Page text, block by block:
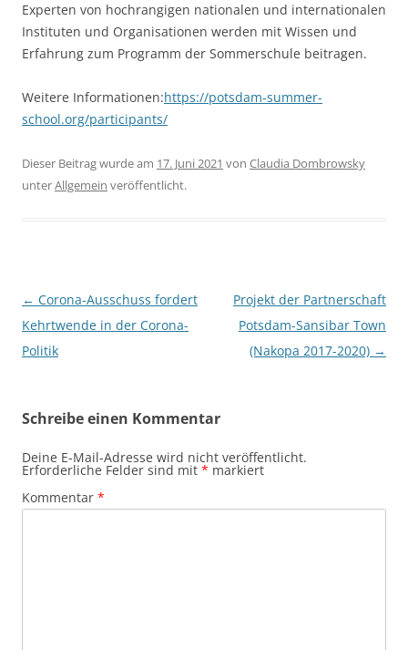
Experten von hochrangigen nationalen und internationalen
Instituten und Organisationen werden mit Wissen und
Erfahrung zum Programm der Sommerschule beitragen.
Weitere Informationen:https://potsdam-summer-
school.org/participants/
Dieser Beitrag wurde am 17. Juni 2021 von Claudia Dombrowsky
unterAllgemein veröffentlicht.
Beitragsnavigation
← Corona-Ausschuss fordert
Kehrtwende in der Corona-
Politik
Projekt der Partnerschaft
Potsdam-Sansibar Town
(Nakopa 2017-2020) →
Schreibe einen Kommentar
Deine E-Mail-Adresse wird nicht veröffentlicht.
Erforderliche Felder sind mit * markiert
Kommentar *